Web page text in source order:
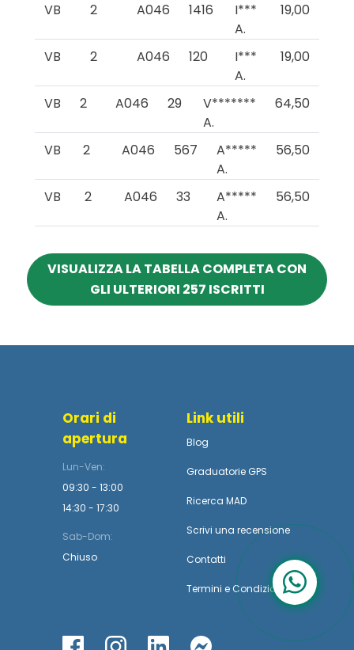
VB 2 A046 1416
I***
A.
19,00
VB 2 A046 120
I***
A.
19,00
VB 2 A046 29
V*******
A.
64,50
VB 2 A046 567
A*****
A.
56,50
VB 2 A046 33
A*****
A.
56,50
VISUALIZZA LA TABELLA COMPLETA CON
GLI ULTERIORI 257 ISCRITTI
Orari di
apertura
Lun-Ven:
09:30 - 13:00
14:30 - 17:30
Sab-Dom:
Chiuso
Link utili
Blog
Graduatorie GPS
Ricerca MAD
Scrivi una recensione
Contatti
Termini e Condizioni